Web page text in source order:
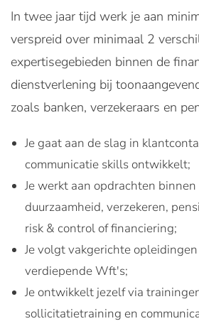
In twee jaar tijd werk je aan
verspreid over minimaal 2
expertisegebieden binnen de
dienstverlening bij
zoals banken, verzekeraars en
Je gaat aan de slag in
communicatie skills ontwikkelt;
Je werkt aan opdrachten
duurzaamheid, verzekeren,
risk & control of financiering;
Je volgt vakgerichte
verdiepende Wft's;
Je ontwikkelt jezelf via
sollicitatietraining en